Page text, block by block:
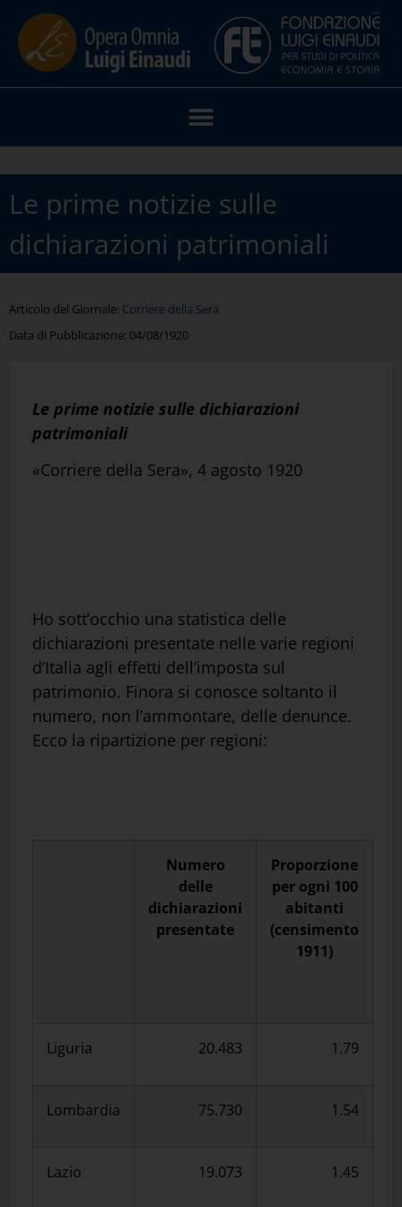
Le prime notizie sulle
dichiarazioni patrimoniali
Articolo del Giornale: Corriere della Sera
Data di Pubblicazione: 04/08/1920
Le prime notizie sulle dichiarazioni
patrimoniali
«Corriere della Sera», 4 agosto 1920
Ho sott’occhio una statistica delle
dichiarazioni presentate nelle varie regioni
d’Italia agli effetti dell’imposta sul
patrimonio. Finora si conosce soltanto il
numero, non l’ammontare, delle denunce.
Ecco la ripartizione per regioni:
Numero
delle
dichiarazioni
presentate
Proporzione
per ogni 100
abitanti
(censimento
1911)
Liguria 20.483 1.79
Lombardia 75.730 1.54
Lazio 19.073 1.45